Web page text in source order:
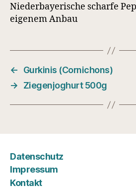
Niederbayerische scharfe
eigenem Anbau
←
Gurkinis (Cornichons)
→
Ziegenjoghurt 500g
Datenschutz
Impressum
Kontakt